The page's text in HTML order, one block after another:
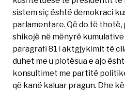
sistem siç është demokraci
parlamentare. Që do të thotë,
shikojë në mënyrë
paragrafi 81 i aktgjykimit të
duhet me u plotësua e ajo
konsultimet me partitë
që kanë kaluar pragun. Dhe